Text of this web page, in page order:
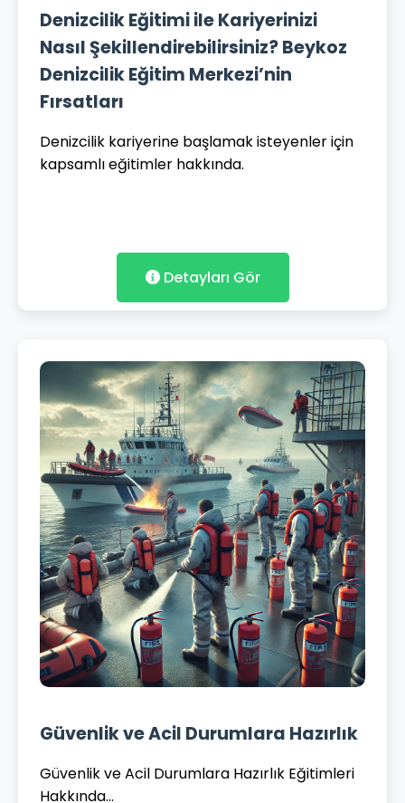
Denizcilik Eğitimi ile Kariyerinizi
Nasıl Şekillendirebilirsiniz? Beykoz
Denizcilik Eğitim Merkezi’nin
Fırsatları
Denizcilik kariyerine başlamak isteyenler için
kapsamlı eğitimler hakkında.
Detayları Gör
Güvenlik ve Acil Durumlara Hazırlık
Güvenlik ve Acil Durumlara Hazırlık Eğitimleri
Hakkında...